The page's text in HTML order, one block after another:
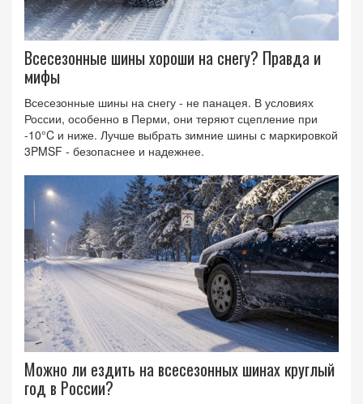
Всесезонные шины хороши на снегу? Правда и
мифы
Всесезонные шины на снегу - не панацея. В условиях
России, особенно в Перми, они теряют сцепление при
-10°C и ниже. Лучше выбрать зимние шины с маркировкой
3PMSF - безопаснее и надежнее.
Можно ли ездить на всесезонных шинах круглый
год в России?